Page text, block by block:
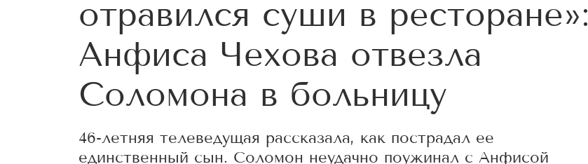
отравился суши в ресторане»:
Анфиса Чехова отвезла
Соломона в больницу
46-летняя телеведущая рассказала, как пострадал ее
единственный сын. Соломон неудачно поужинал с Анфисой